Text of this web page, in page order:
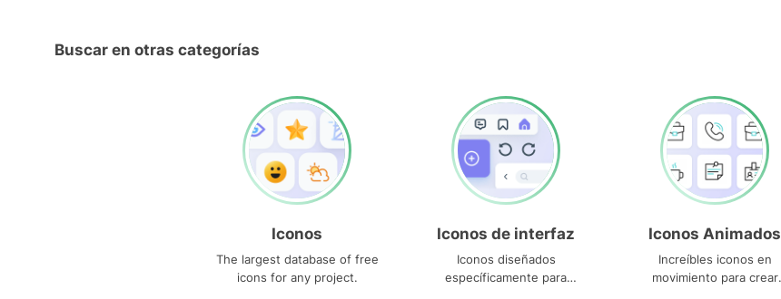
Buscar en otras categorías
Iconos
The largest database of free
icons for any project.
Iconos de interfaz
Iconos diseñados
específicamente para
Iconos Animados
Increíbles iconos en
movimiento para crear